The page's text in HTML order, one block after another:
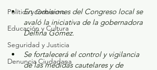
Política y Gobierno
Educación y Cultura
Seguridad y Justicia
Denuncia Ciudadana
En comisiones del Congreso local se
avaló la iniciativa de la gobernadora
Delfina Gómez.
Se fortalecerá el control y vigilancia
de las medidas cautelares y de